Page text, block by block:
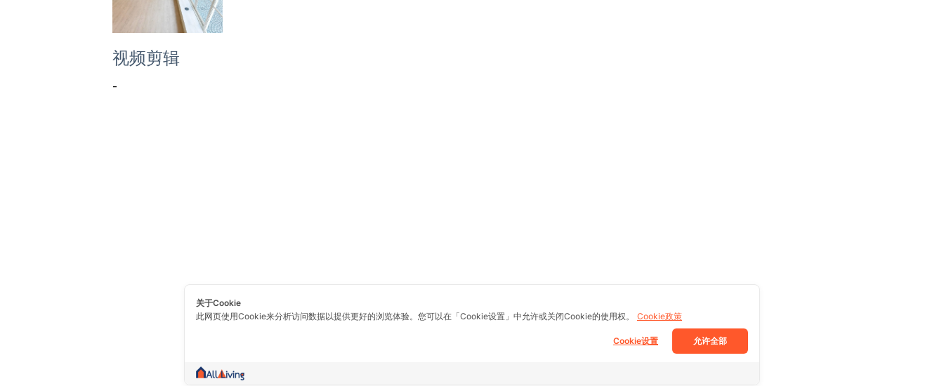
视频剪辑
-
关于Cookie
此网页使用Cookie来分析访问数据以提供更好的浏览体验。您可以在「Cookie设置」中允许或关闭Cookie的使用权。
Cookie政策
允许全部
Cookie设置